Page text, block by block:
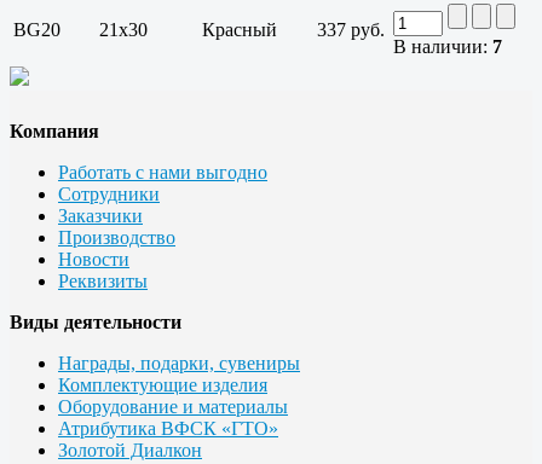
BG20 21x30 Красный
337 руб.
В наличии: 7
Компания
Работать с нами выгодно
Сотрудники
Заказчики
Производство
Новости
Реквизиты
Виды деятельности
Награды, подарки, сувениры
Комплектующие изделия
Оборудование и материалы
Атрибутика ВФСК «ГТО»
Золотой Диалкон